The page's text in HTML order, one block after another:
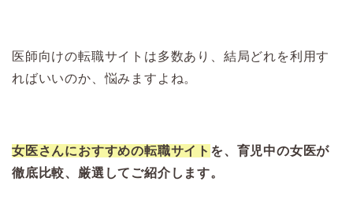
医師向けの転職サイトは多数あり、結局どれを利用す
ればいいのか、悩みますよね。
女医さんにおすすめの転職サイト を、育児中の女医が
徹底比較、厳選してご紹介します。